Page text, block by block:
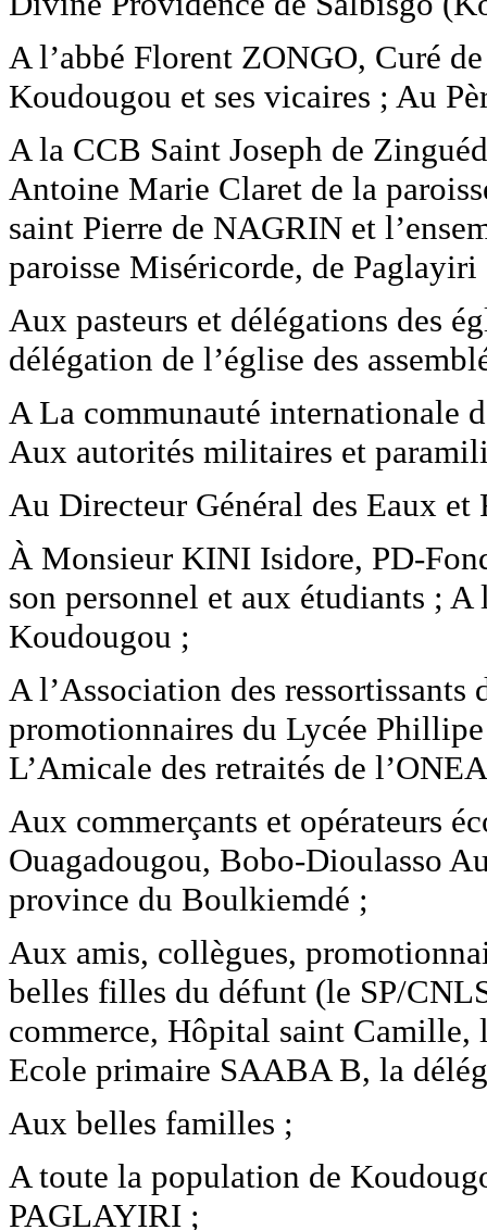
A l’abbé Florent ZONGO, Curé
Koudougou et ses vicaires ; Au
A la CCB Saint Joseph de
Antoine Marie Claret de la
saint Pierre de NAGRIN et
paroisse Miséricorde, de Paglayiri
Aux pasteurs et délégations des
délégation de l’église des
A La communauté internationale
Aux autorités militaires et
Au Directeur Général des Eaux et
À Monsieur KINI Isidore, PD-
son personnel et aux étudiants ;
Koudougou ;
A l’Association des
promotionnaires du Lycée
L’Amicale des retraités de
Aux commerçants et opérateurs
Ouagadougou, Bobo-Dioulasso
province du Boulkiemdé ;
Aux amis, collègues,
belles filles du défunt (le SP/
commerce, Hôpital saint Camille,
Ecole primaire SAABA B, la
Aux belles familles ;
A toute la population de
PAGLAYIRI ;